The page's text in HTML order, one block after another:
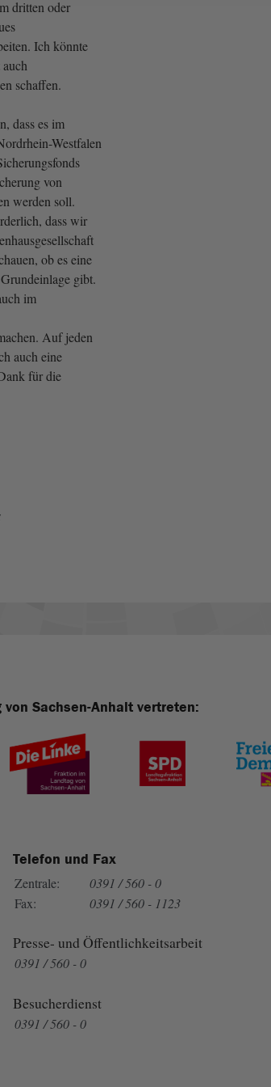
dritten oder
Ich könnte
schaffen.
dass es im
Westfalen
von
werden soll.
dass wir
ob es eine
gibt.
im
Auf jeden
auch eine
für die
Sachsen-Anhalt vertreten:
Telefon und Fax
Zentrale:
0391 / 560 - 0
Fax:
0391 / 560 - 1123
Presse- und Öffentlichkeitsarbeit
0391 / 560 - 0
Besucherdienst
0391 / 560 - 0